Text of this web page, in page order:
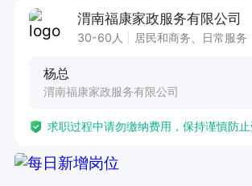
根据医院或客户需求灵活安排
渭南福康家政服务有限公司
30-60人 居民和商务、日常服务
杨总
渭南福康家政服务有限公司
求职过程中请勿缴纳费用，保持谨慎防止